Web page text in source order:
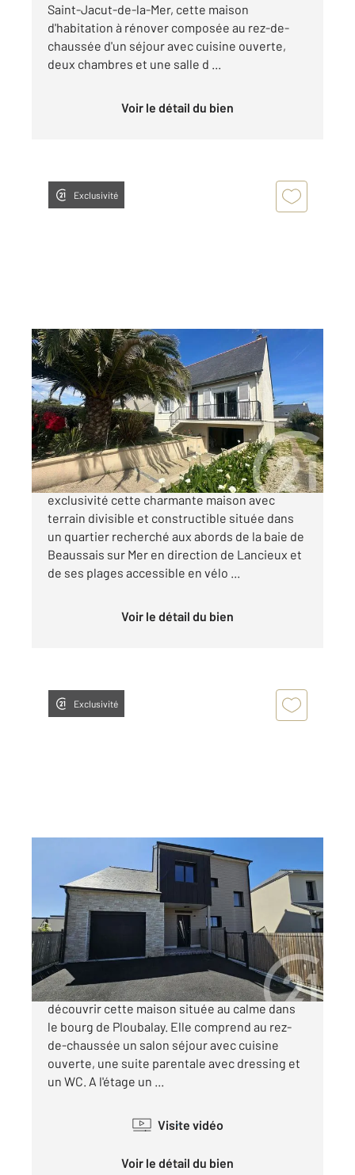
Saint-Jacut-de-la-Mer, cette maison
d'habitation à rénover composée au rez-de-
chaussée d'un séjour avec cuisine ouverte,
deux chambres et une salle d ...
Voir le détail du bien
Exclusivité
BEAUSSAIS SUR MER 22
70 m2, 3 pièces
Ref : 1864
Maison à vendre
299 620 €
Century21 Dufeil Invest vous propose en
exclusivité cette charmante maison avec
terrain divisible et constructible située dans
un quartier recherché aux abords de la baie de
Beaussais sur Mer en direction de Lancieux et
de ses plages accessible en vélo ...
Voir le détail du bien
Exclusivité
BEAUSSAIS SUR MER 22
121,16 m2, 5 pièces
Ref : 1796
Maison à vendre
398 240 €
CENTURY 21 Dufeil Invest vous propose de
découvrir cette maison située au calme dans
le bourg de Ploubalay. Elle comprend au rez-
de-chaussée un salon séjour avec cuisine
ouverte, une suite parentale avec dressing et
un WC. A l'étage un ...
Visite vidéo
Voir le détail du bien